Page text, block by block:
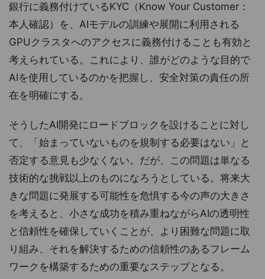
銀行に義務付けているKYC（Know Your Customer：
本人確認）を、AIモデルの訓練や展開に利用される
GPUクラスタへのアクセスに義務付けることも有効と
考えられている。これにより、誰がどのような目的で
AIを使用しているのかを把握し、安全対策の責任の所
在を明確にする。
そうしたAI開発にロードブロックを設けることに対し
て、「始まっていないものを規制する必要はない」と
否定する意見も少なくない。だが、この問題は単なる
技術的な挑戦以上のものになろうとしている。将来大
きな問題に発展する可能性を危惧する今の声の大きさ
を考えると、小さな成功を積み重ねながらAIの透明性
と信頼性を確保していくことが、より困難な問題に取
り組み、それを解決するための信頼性のあるフレーム
ワークを構築するための重要なステップとなる。